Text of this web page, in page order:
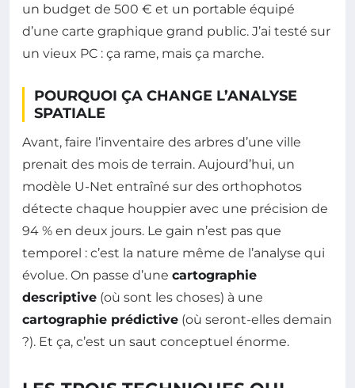
un budget de 500 € et un portable équipé
d’une carte graphique grand public. J’ai testé sur
un vieux PC : ça rame, mais ça marche.
POURQUOI ÇA CHANGE L’ANALYSE
SPATIALE
Avant, faire l’inventaire des arbres d’une ville
prenait des mois de terrain. Aujourd’hui, un
modèle U-Net entraîné sur des orthophotos
détecte chaque houppier avec une précision de
94 % en deux jours. Le gain n’est pas que
temporel : c’est la nature même de l’analyse qui
évolue. On passe d’une cartographie
descriptive (où sont les choses) à une
cartographie prédictive (où seront-elles demain
?). Et ça, c’est un saut conceptuel énorme.